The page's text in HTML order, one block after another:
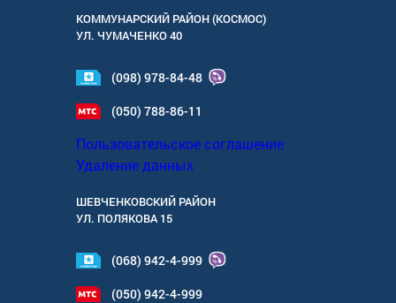
КОММУНАРСКИЙ РАЙОН (КОСМОС)
УЛ. ЧУМАЧЕНКО 40
(098) 978-84-48
(050) 788-86-11
Пользовательское соглашение
Удаление данных
ШЕВЧЕНКОВСКИЙ РАЙОН
УЛ. ПОЛЯКОВА 15
(068) 942-4-999
(050) 942-4-999